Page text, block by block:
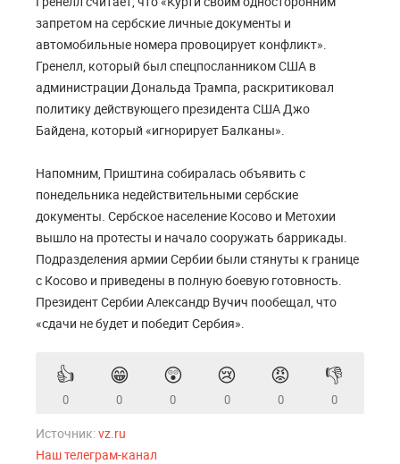
запретом на сербские личные документы и
автомобильные номера провоцирует конфликт».
Гренелл, который был спецпосланником США в
администрации Дональда Трампа, раскритиковал
политику действующего президента США Джо
Байдена, который «игнорирует Балканы».
Напомним, Приштина собиралась объявить с
понедельника недействительными сербские
документы. Сербское население Косово и Метохии
вышло на протесты и начало сооружать баррикады.
Подразделения армии Сербии были стянуты к границе
с Косово и приведены в полную боевую готовность.
Президент Сербии Александр Вучич пообещал, что
«сдачи не будет и победит Сербия».
👍
0
😁
0
😲
0
😢
0
😡
0
👎
0
Источник:vz.ru
Наш телеграм-канал